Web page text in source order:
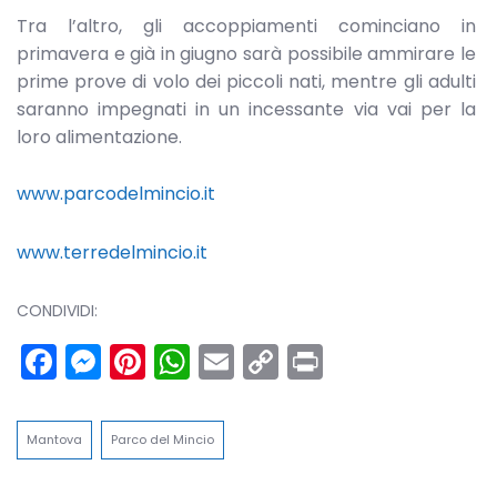
Tra l’altro, gli accoppiamenti cominciano in
primavera e già in giugno sarà possibile ammirare le
prime prove di volo dei piccoli nati, mentre gli adulti
saranno impegnati in un incessante via vai per la
loro alimentazione.
www.parcodelmincio.it
www.terredelmincio.it
CONDIVIDI:
Facebook
Messenger
Pinterest
WhatsApp
Email
Copy
Link
Mantova Parco del Mincio